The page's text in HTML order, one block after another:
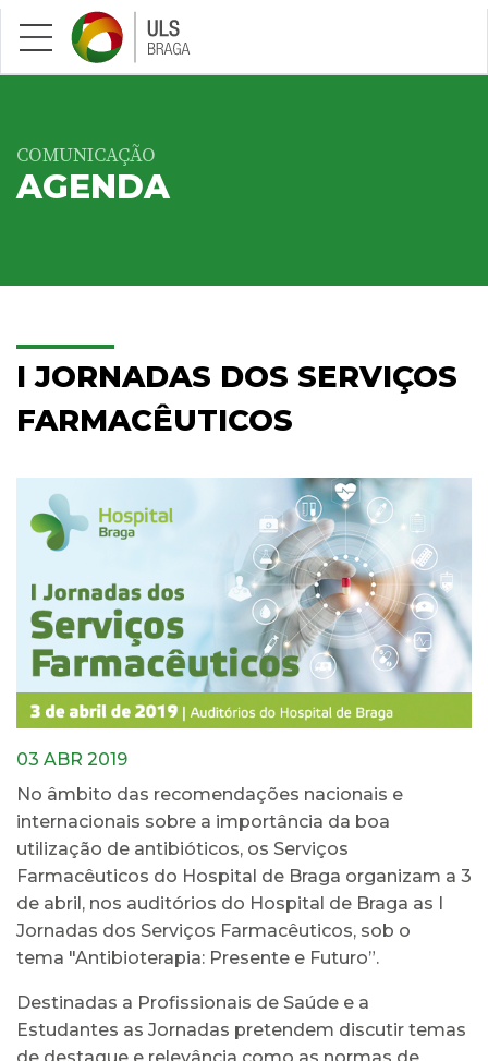
Saltar para conteúdo principal
COMUNICAÇÃO
AGENDA
I JORNADAS DOS SERVIÇOS
FARMACÊUTICOS
03 ABR 2019
No âmbito das recomendações nacionais e
internacionais sobre a importância da boa
utilização de antibióticos, os Serviços
Farmacêuticos do Hospital de Braga organizam a 3
de abril, nos auditórios do Hospital de Braga as I
Jornadas dos Serviços Farmacêuticos, sob o
tema "Antibioterapia: Presente e Futuro”.
Destinadas a Profissionais de Saúde e a
Estudantes as Jornadas pretendem discutir temas